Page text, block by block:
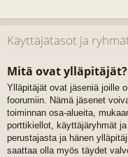
Käyttäjätasot ja
Mitä ovat ylläpitäjät?
Ylläpitäjät ovat jäseniä joille
foorumiin. Nämä jäsenet
toiminnan osa-alueita,
porttikiellot, käyttäjäryhmät
perustajasta ja hänen
saattaa olla myös täydet